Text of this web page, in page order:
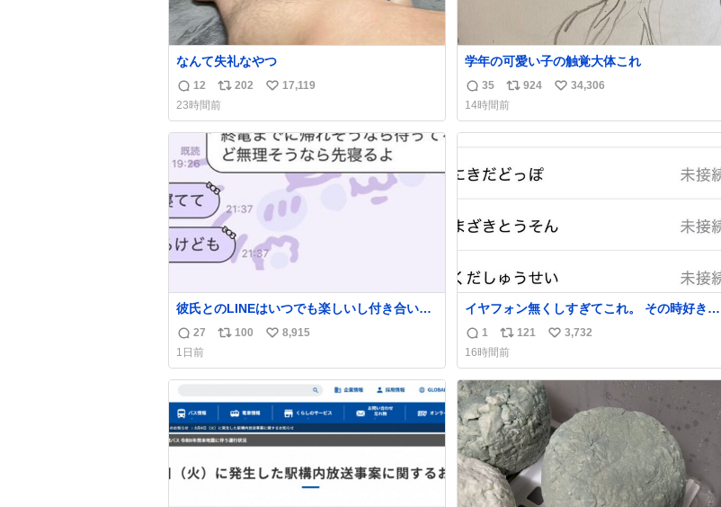
なんて失礼なやつ
返
信
数
12
リ
ポ
ス
ト
数
202
い
ね
数
17,119
23時間前
学年の可愛い子の触覚大体これ
返
信
数
35
リ
ポ
ス
数
924
い
ね
34,306
14時間前
彼氏とのLINEはいつでも楽しいし付き合いた
ての頃の嬉しかったLINEは無限にあるけど(同
棲前は1日で各50通くらい送りあってたし)最
近嬉しかったのはこれ
返
信
数
27
リ
ス
数
100
い
ね
8,915
1日前
イヤフォン無くしすぎてこれ。 その時好きだ
った男のセコムの名前にしてる
返
信
数
1
リ
ポ
ス
ト
数
121
い
ね
数
3,732
16時間前